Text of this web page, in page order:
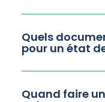
Quels
pour un état
Quand faire